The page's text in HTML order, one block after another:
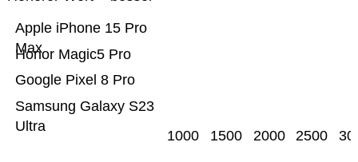
Samsung Galaxy S23
Ultra
Google Pixel 8 Pro
Honor Magic5 Pro
Apple iPhone 15 Pro
Max
1000 1500 2000 2500